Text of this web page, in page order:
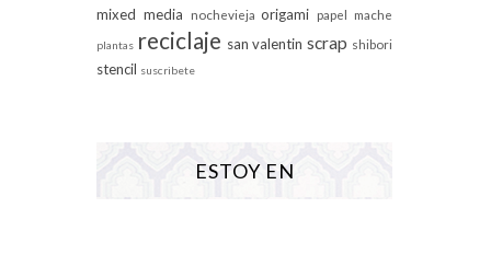
mixed media nochevieja origami papel mache
plantas reciclaje san valentin scrap shibori
stencil suscribete
ESTOY EN